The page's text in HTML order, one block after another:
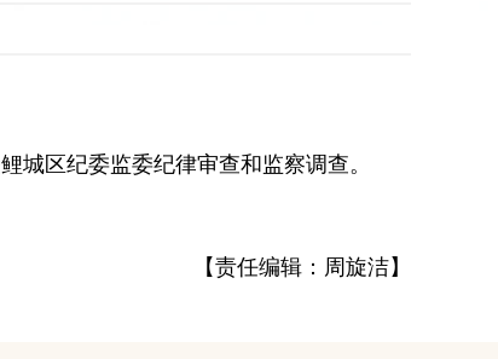
城区纪委监委纪律审查和监察调查。
【责任编辑：周旋洁】